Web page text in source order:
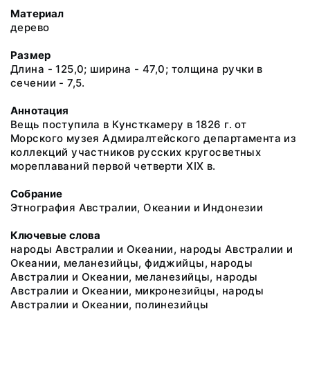
Материал
дерево
Размер
Длина - 125,0; ширина - 47,0; толщина ручки в
сечении - 7,5.
Аннотация
Вещь поступила в Кунсткамеру в 1826 г. от
Морского музея Адмиралтейского департамента из
коллекций участников русских кругосветных
мореплаваний первой четверти XIX в.
Собрание
Этнография Австралии, Океании и Индонезии
Ключевые слова
народы Австралии и Океании, народы Австралии и
Океании, меланезийцы, фиджийцы, народы
Австралии и Океании, меланезийцы, народы
Австралии и Океании, микронезийцы, народы
Австралии и Океании, полинезийцы